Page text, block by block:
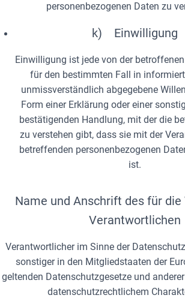
personenbezogenen Daten zu
k) Einwilligung
Einwilligung ist jede von der
für den bestimmten Fall in
unmissverständlich abgegebene
Form einer Erklärung oder einer
bestätigenden Handlung, mit der die
zu verstehen gibt, dass sie mit der
betreffenden personenbezogenen
ist.
Name und Anschrift des für
Verantwortlichen
Verantwortlicher im Sinne der
sonstiger in den Mitgliedstaaten der
geltenden Datenschutzgesetze und
datenschutzrechtlichem